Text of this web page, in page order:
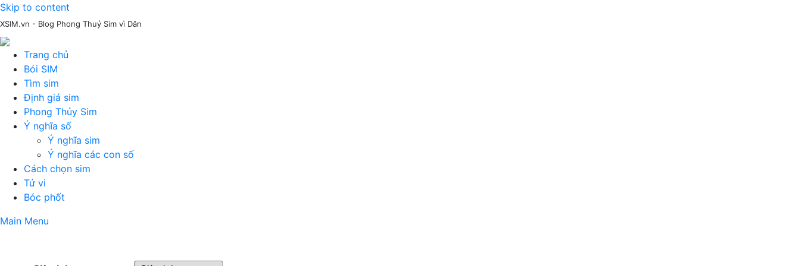
Skip to content
XSIM.vn - Blog Phong Thuỷ Sim vì Dân
Trang chủ
Bói SIM
Tìm sim
Định giá sim
Phong Thủy Sim
Ý nghĩa số
Ý nghĩa sim
Ý nghĩa các con số
Cách chọn sim
Tử vi
Bóc phốt
Main Menu